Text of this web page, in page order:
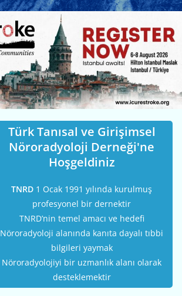
Türk Tanısal ve Girişimsel
Nöroradyoloji Derneği'ne
Hoşgeldiniz
TNRD 1 Ocak 1991 yılında kurulmuş
profesyonel bir dernektir
TNRD’nin temel amacı ve hedefi
Nöroradyoloji alanında kanıta dayalı tıbbi
bilgileri yaymak
Nöroradyolojiyi bir uzmanlık alanı olarak
desteklemektir